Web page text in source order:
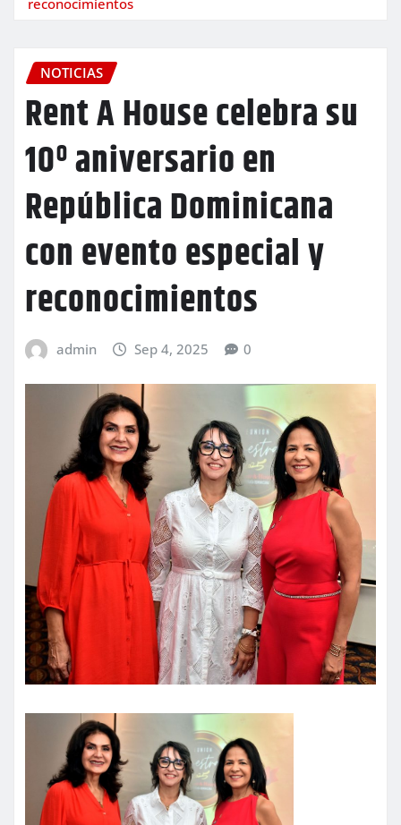
NOTICIAS
Rent A House celebra su
10º aniversario en
República Dominicana
con evento especial y
reconocimientos
admin Sep 4, 2025 0